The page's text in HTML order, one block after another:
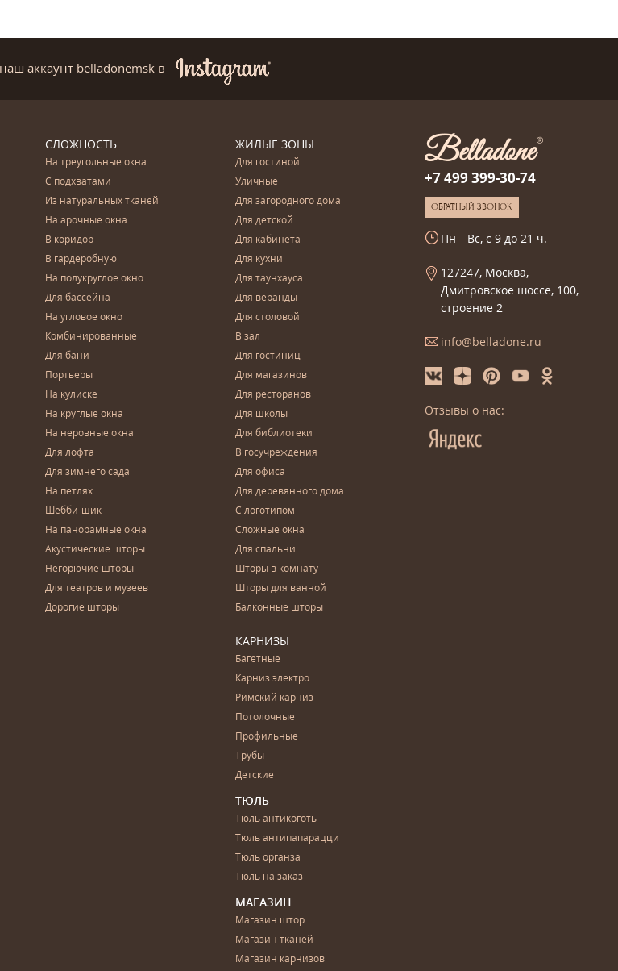
аккаунт belladonemsk в
СЛОЖНОСТЬ
На треугольные окна
С подхватами
Из натуральных тканей
На арочные окна
В коридор
В гардеробную
На полукруглое окно
Для бассейна
На угловое окно
Комбинированные
Для бани
Портьеры
На кулиске
На круглые окна
На неровные окна
Для лофта
Для зимнего сада
На петлях
Шебби-шик
На панорамные окна
Акустические шторы
Негорючие шторы
Для театров и музеев
Дорогие шторы
ЖИЛЫЕ ЗОНЫ
Для гостиной
Уличные
Для загородного дома
Для детской
Для кабинета
Для кухни
Для таунхауса
Для веранды
Для столовой
В зал
Для гостиниц
Для магазинов
Для ресторанов
Для школы
Для библиотеки
В госучреждения
Для офиса
Для деревянного дома
С логотипом
Сложные окна
Для спальни
Шторы в комнату
Шторы для ванной
Балконные шторы
КАРНИЗЫ
Багетные
Карниз электро
Римский карниз
Потолочные
Профильные
Трубы
Детские
ТЮЛЬ
Тюль антикоготь
Тюль антипапарацци
Тюль органза
Тюль на заказ
МАГАЗИН
Магазин штор
Магазин тканей
Магазин карнизов
+7 499 399-30-74
ОБРАТНЫЙ ЗВОНОК
Пн—Вс, с 9 до 21 ч.
127247, Москва,
Дмитровское шоссе, 100,
строение 2
info@belladone.ru
Отзывы о нас: